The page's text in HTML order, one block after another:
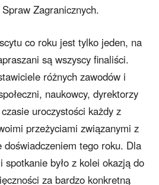
Zagranicznych.
co roku jest tylko jeden, na
są wszyscy finaliści.
różnych zawodów i
naukowcy, dyrektorzy
uroczystości każdy z
przeżyciami związanymi z
doświadczeniem tego roku. Dla
spotkanie było z kolei okazją do
za bardzo konkretną